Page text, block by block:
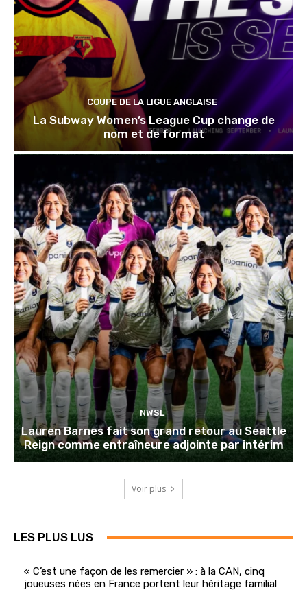
COUPE DE LA LIGUE ANGLAISE
La Subway Women’s League Cup change de
nom et de format
NWSL
Lauren Barnes fait son grand retour au Seattle
Reign comme entraîneure adjointe par intérim
Voir plus
LES PLUS LUS
« C’est une façon de les remercier » : à la CAN, cinq
joueuses nées en France portent leur héritage familial